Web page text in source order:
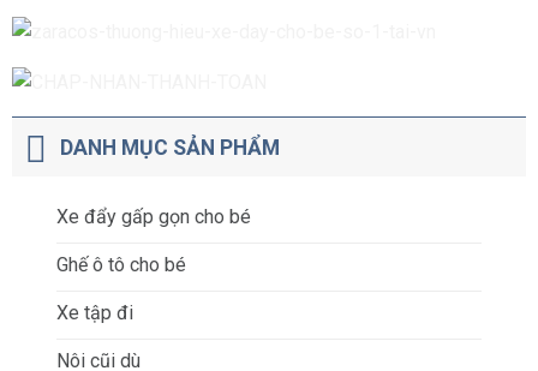
DANH MỤC SẢN PHẨM
Xe đẩy gấp gọn cho bé
Ghế ô tô cho bé
Xe tập đi
Nôi cũi dù